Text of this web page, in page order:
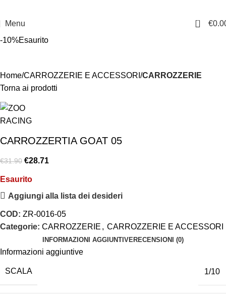
Menu 0 €
-10%Esaurito
Home CARROZZERIE E ACCESSORI CARROZZERIE
Torna ai prodotti
CARROZZERTIA GOAT 05
€31.90 €28.71
Esaurito
Aggiungi alla lista dei desideri
COD: ZR-0016-05
Categorie: CARROZZERIE , CARROZZERIE E ACCESSORI
INFORMAZIONI AGGIUNTIVERECENSIONI (0)
Informazioni aggiuntive
SCALA 1/10